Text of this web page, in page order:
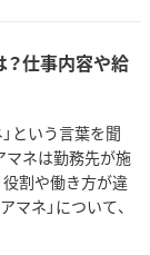
？仕事内容や給
という言葉を聞
マネは勤務先が施
割や働き方が違
マネ」について、